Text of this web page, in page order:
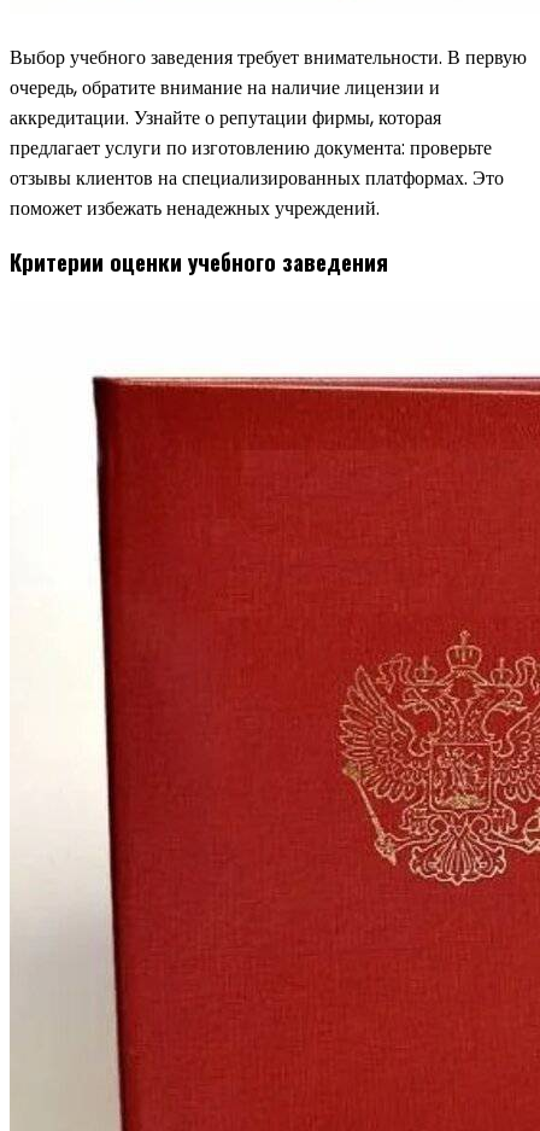
Выбор учебного заведения требует внимательности. В первую
очередь, обратите внимание на наличие лицензии и
аккредитации. Узнайте о репутации фирмы, которая
предлагает услуги по изготовлению документа: проверьте
отзывы клиентов на специализированных платформах. Это
поможет избежать ненадежных учреждений.
Критерии оценки учебного заведения